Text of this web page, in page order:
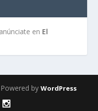
en El
by WordPress